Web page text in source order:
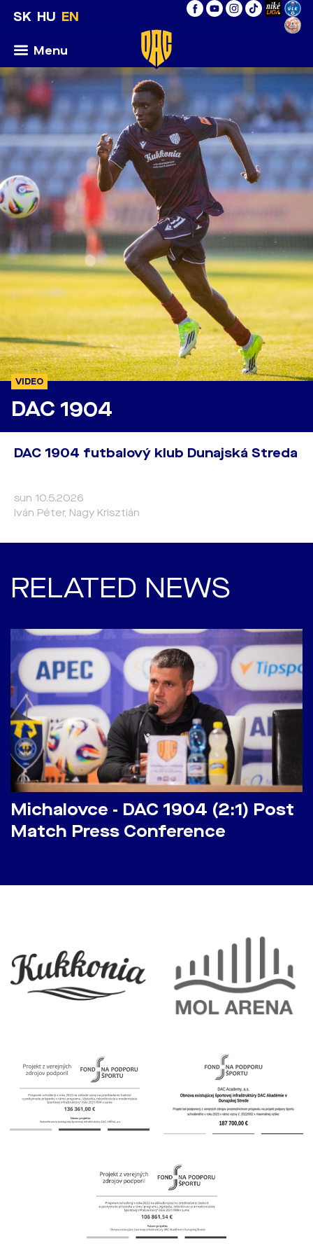
SK HU EN
Menu
VIDEO
DAC 1904
DAC 1904 futbalový klub Dunajská Streda
sun 10.5.2026
Iván Péter, Nagy Krisztián
RELATED NEWS
Michalovce - DAC 1904 (2:1) Post
Match Press Conference